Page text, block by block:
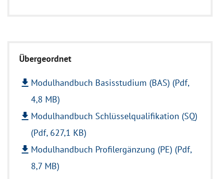
Übergeordnet
file_download Modulhandbuch Basisstudium (BAS) (Pdf,
4,8 MB)
file_download Modulhandbuch Schlüsselqualifikation (SQ)
(Pdf, 627,1 KB)
file_download Modulhandbuch Profilergänzung (PE) (Pdf,
8,7 MB)